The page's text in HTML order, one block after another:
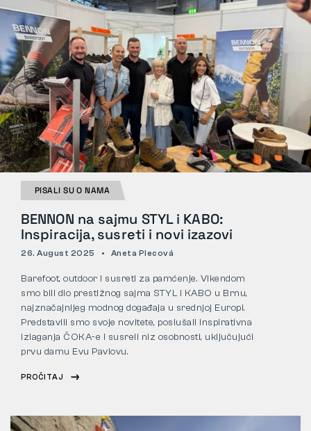
Outdoor
Obuća za slobodno vrijeme
Tactical
Odjeća
SVE O KUPNJI
ČLANCI
LABORATORIJ BENNON
TRGOVINA I BISTRO
PISALI SU O NAMA
BENNON na sajmu STYL i KABO:
Inspiracija, susreti i novi izazovi
26. August 2025 Aneta Plecová
Barefoot, outdoor i susreti za pamćenje. Vikendom
smo bili dio prestižnog sajma STYL i KABO u Brnu,
najznačajnijeg modnog događaja u srednjoj Europi.
Predstavili smo svoje novitete, poslušali inspirativna
izlaganja ČOKA-e i susreli niz osobnosti, uključujući
prvu damu Evu Pavlovu.
PROČITAJ